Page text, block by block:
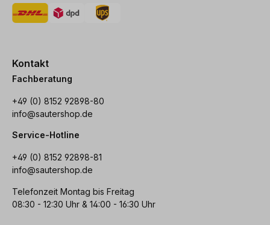
Kontakt
Fachberatung
+49 (0) 8152 92898-80
info@sautershop.de
Service-Hotline
+49 (0) 8152 92898-81
info@sautershop.de
Telefonzeit Montag bis Freitag
08:30 - 12:30 Uhr & 14:00 - 16:30 Uhr